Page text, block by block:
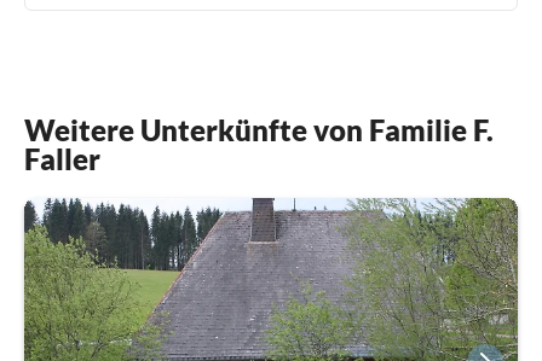
Weitere Unterkünfte von Familie F.
Faller